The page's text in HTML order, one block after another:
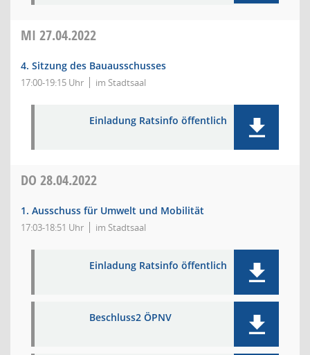
MI 27.04.2022
4. Sitzung des Bauausschusses
17:00-19:15 Uhr im Stadtsaal
Einladung Ratsinfo öffentlich
DO 28.04.2022
1. Ausschuss für Umwelt und Mobilität
17:03-18:51 Uhr im Stadtsaal
Einladung Ratsinfo öffentlich
Beschluss2 ÖPNV